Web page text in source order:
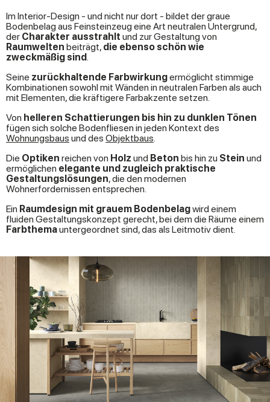
Im Interior-Design - und nicht nur dort - bildet der graue
Bodenbelag aus Feinsteinzeug eine Art neutralen Untergrund,
der Charakter ausstrahlt und zur Gestaltung von
Raumwelten beiträgt, die ebenso schön wie
zweckmäßig sind.
Seine zurückhaltende Farbwirkungermöglicht stimmige
Kombinationen sowohl mit Wänden in neutralen Farben als auch
mit Elementen, die kräftigere Farbakzente setzen.
Von helleren Schattierungen bis hin zu dunklen Tönen
fügen sich solche Bodenfliesen in jeden Kontext des
Wohnungsbaus und des Objektbaus.
Die Optiken reichen von Holz und Beton bis hin zu Stein und
ermöglichen elegante und zugleich praktische
Gestaltungslösungen, die den modernen
Wohnerfordernissen entsprechen.
Ein Raumdesign mit grauem Bodenbelagwird einem
fluiden Gestaltungskonzept gerecht, bei dem die Räume einem
Farbthemauntergeordnet sind, das als Leitmotiv dient.